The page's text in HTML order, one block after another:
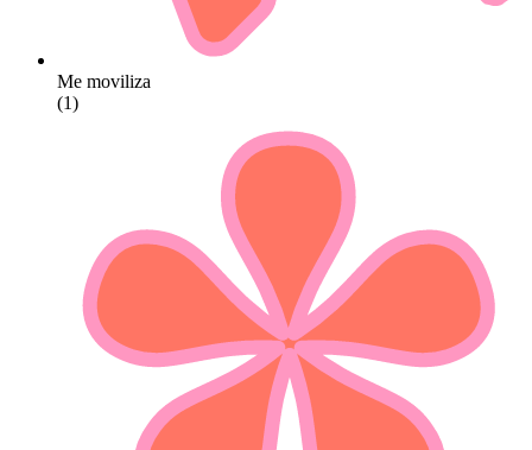
Me moviliza
(1)